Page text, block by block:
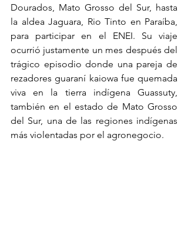
Dourados, Mato Grosso del Sur, hasta
la aldea Jaguara, Rio Tinto en Paraíba,
para participar en el ENEI. Su viaje
ocurrió justamente un mes después del
trágico episodio donde una pareja de
rezadores guaraní kaiowa fue quemada
viva en la tierra indígena Guassuty,
también en el estado de Mato Grosso
del Sur, una de las regiones indígenas
más violentadas por el agronegocio.